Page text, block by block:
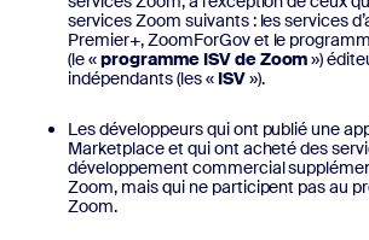
services Zoom suivants : les services
Premier+, ZoomForGov et le
(le «programme ISV de Zoom»)
indépendants (les « ISV»).
Les développeurs qui ont publié une
Marketplace et qui ont acheté des
développement commercial
Zoom, mais qui ne participent pas au
Zoom.